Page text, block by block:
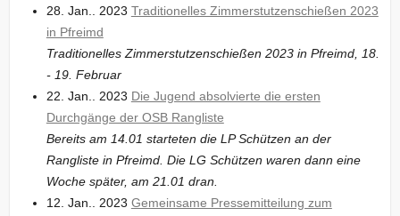
28. Jan.. 2023 Traditionelles Zimmerstutzenschießen 2023
in Pfreimd
Traditionelles Zimmerstutzenschießen 2023 in Pfreimd, 18.
- 19. Februar
22. Jan.. 2023 Die Jugend absolvierte die ersten
Durchgänge der OSB Rangliste
Bereits am 14.01 starteten die LP Schützen an der
Rangliste in Pfreimd. Die LG Schützen waren dann eine
Woche später, am 21.01 dran.
12. Jan.. 2023 Gemeinsame Pressemitteilung zum